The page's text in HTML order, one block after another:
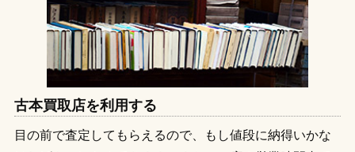
古本買取店を利用する
目の前で査定してもらえるので、もし値段に納得いかな